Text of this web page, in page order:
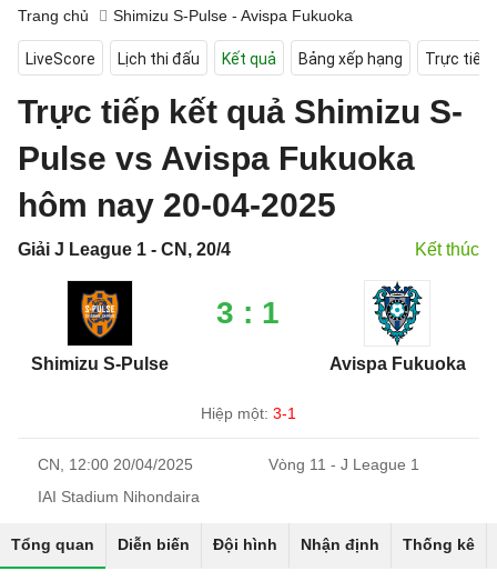
Trang chủ Shimizu S-Pulse - Avispa Fukuoka
LiveScore Lịch thi đấu Kết quả Bảng xếp hạng Trực tiếp
Trực tiếp kết quả Shimizu S-
Pulse vs Avispa Fukuoka
hôm nay 20-04-2025
Giải J League 1 - CN, 20/4 Kết thúc
Shimizu S-Pulse
3 : 1
Avispa Fukuoka
Hiệp một: 3-1
CN, 12:00 20/04/2025
Vòng 11 - J League 1
IAI Stadium Nihondaira
Tổng quan Diễn biến Đội hình Nhận định Thống kê